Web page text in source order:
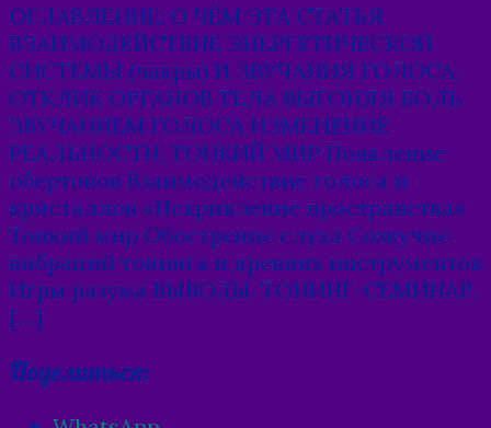
ОГЛАВЛЕНИЕ: О ЧЁМ ЭТА СТАТЬЯ
ВЗАИМОДЕЙСТВИЕ ЭНЕРГЕТИЧЕСКОЙ
СИСТЕМЫ (чакры) И ЗВУЧАНИЯ ГОЛОСА,
ОТКЛИК ОРГАНОВ ТЕЛА ВЫГОНЯЯ БОЛЬ
ЗВУЧАНИЕМ ГОЛОСА ИЗМЕНЕНИЕ
РЕАЛЬНОСТИ, ТОНКИЙ МИР Появление
обертонов Взаимодействие голоса и
кристаллов «Искривление пространства»
Тонкий мир Обострение слуха Созвучие
вибраций тонинга и древних инструментов
Игры разума ВЫВОДЫ. ТОНИНГ-СЕМИНАР,
[…]
Поделиться: